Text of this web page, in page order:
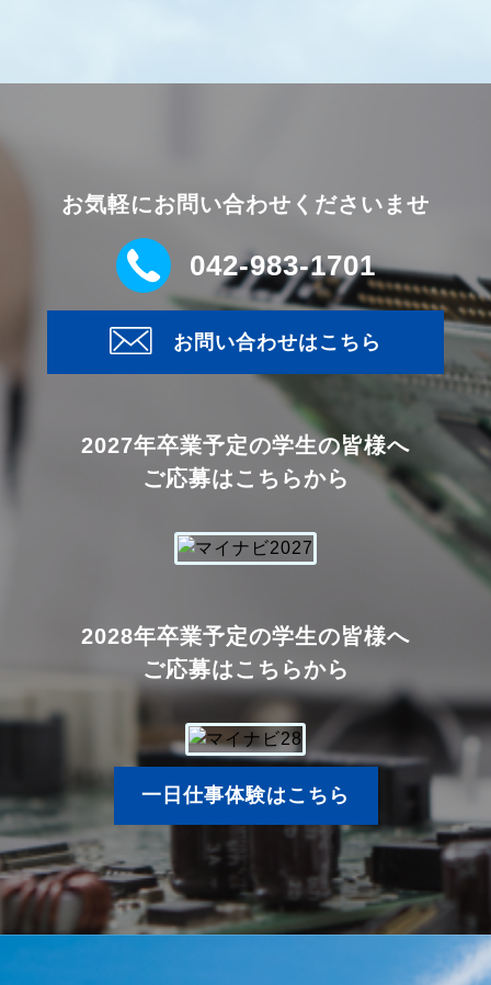
お気軽にお問い合わせくださいませ
042-983-1701
お問い合わせはこちら
2027年卒業予定の学生の皆様へ
ご応募はこちらから
2028年卒業予定の学生の皆様へ
ご応募はこちらから
一日仕事体験はこちら